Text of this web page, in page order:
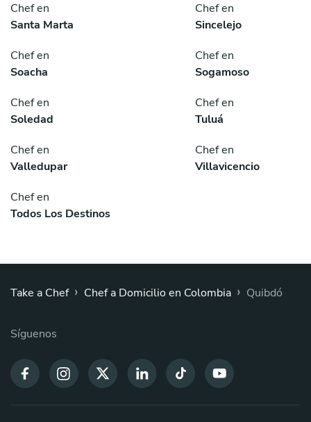
Chef en
Santa Marta
Chef en
Sincelejo
Chef en
Soacha
Chef en
Sogamoso
Chef en
Soledad
Chef en
Tuluá
Chef en
Valledupar
Chef en
Villavicencio
Chef en
Todos Los Destinos
Take a Chef › Chef a Domicilio en Colombia › Quibdó
Síguenos